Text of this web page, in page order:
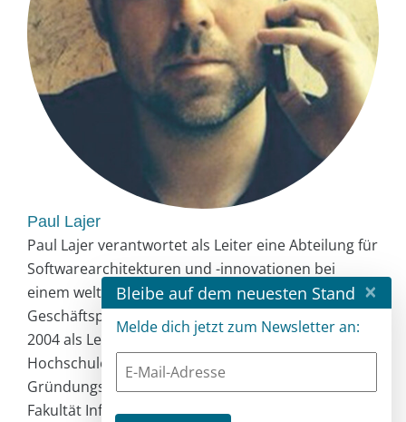
Paul Lajer
Paul Lajer verantwortet als Leiter eine Abteilung für
Softwarearchitekturen und -innovationen bei
einem weltweit führenden Anbieter von IT- und
Geschäftsprozessdienstleistungen. Er hält seit
2004 als Lehrbeauftragter Vorlesungen an den
Hochschulen Furtwangen und Heilbronn und ist
Gründungsmitglied des Industriebeirats in der
Fakultät Informatik an der Hochschule Furtwangen.
Bleibe auf dem neuesten Stand ×
Melde dich jetzt zum Newsletter an: